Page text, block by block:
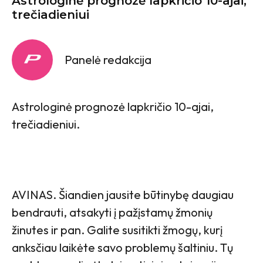
trečiadieniui
Panelė redakcija
Astrologinė prognozė lapkričio 10-ajai,
trečiadieniui.
AVINAS. Šiandien jausite būtinybę daugiau
bendrauti, atsakyti į pažįstamų žmonių
žinutes ir pan. Galite susitikti žmogų, kurį
anksčiau laikėte savo problemų šaltiniu. Tų